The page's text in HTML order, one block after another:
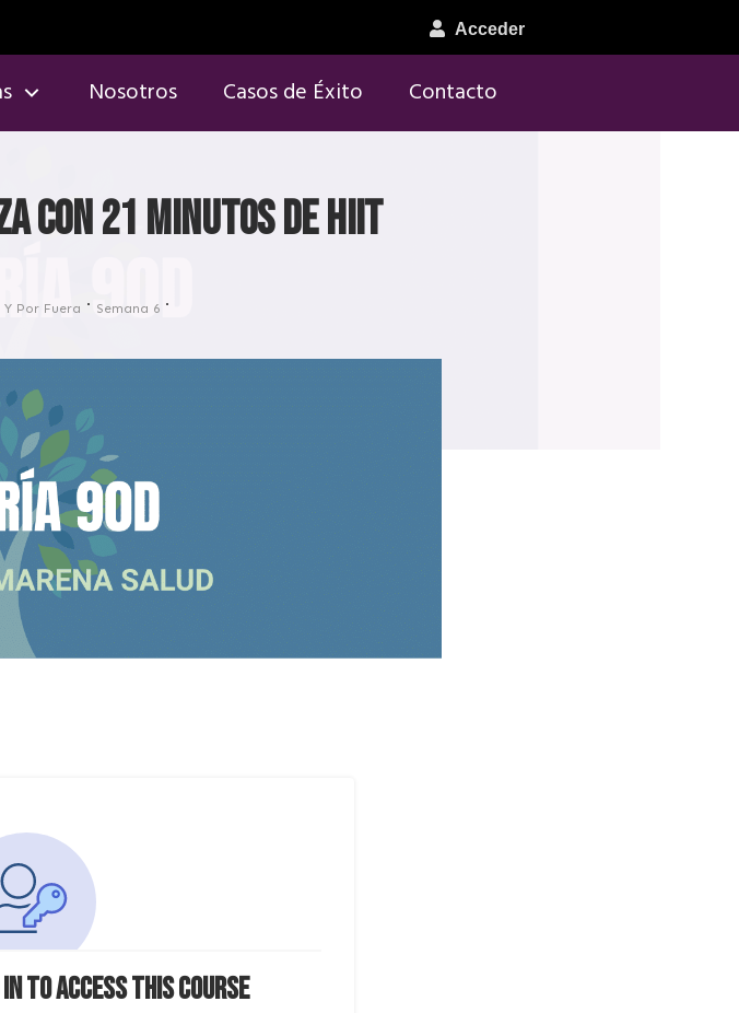
Acceder
Nosotros Casos de Éxito Contacto
con 21 minutos de HIIT
Por Fuera
Semana 6
in to access this course